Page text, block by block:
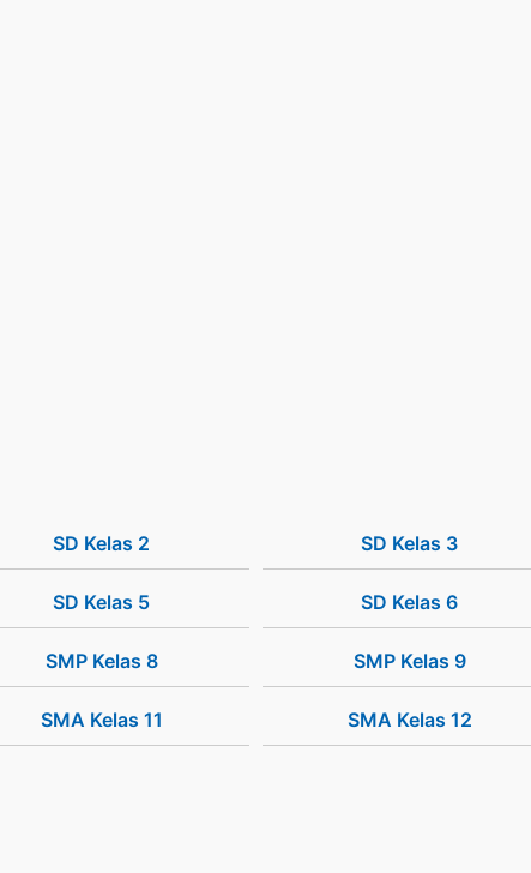
SD Kelas 2 SD Kelas 3
SD Kelas 5 SD Kelas 6
SMP Kelas 8 SMP Kelas 9
SMA Kelas 11 SMA Kelas 12